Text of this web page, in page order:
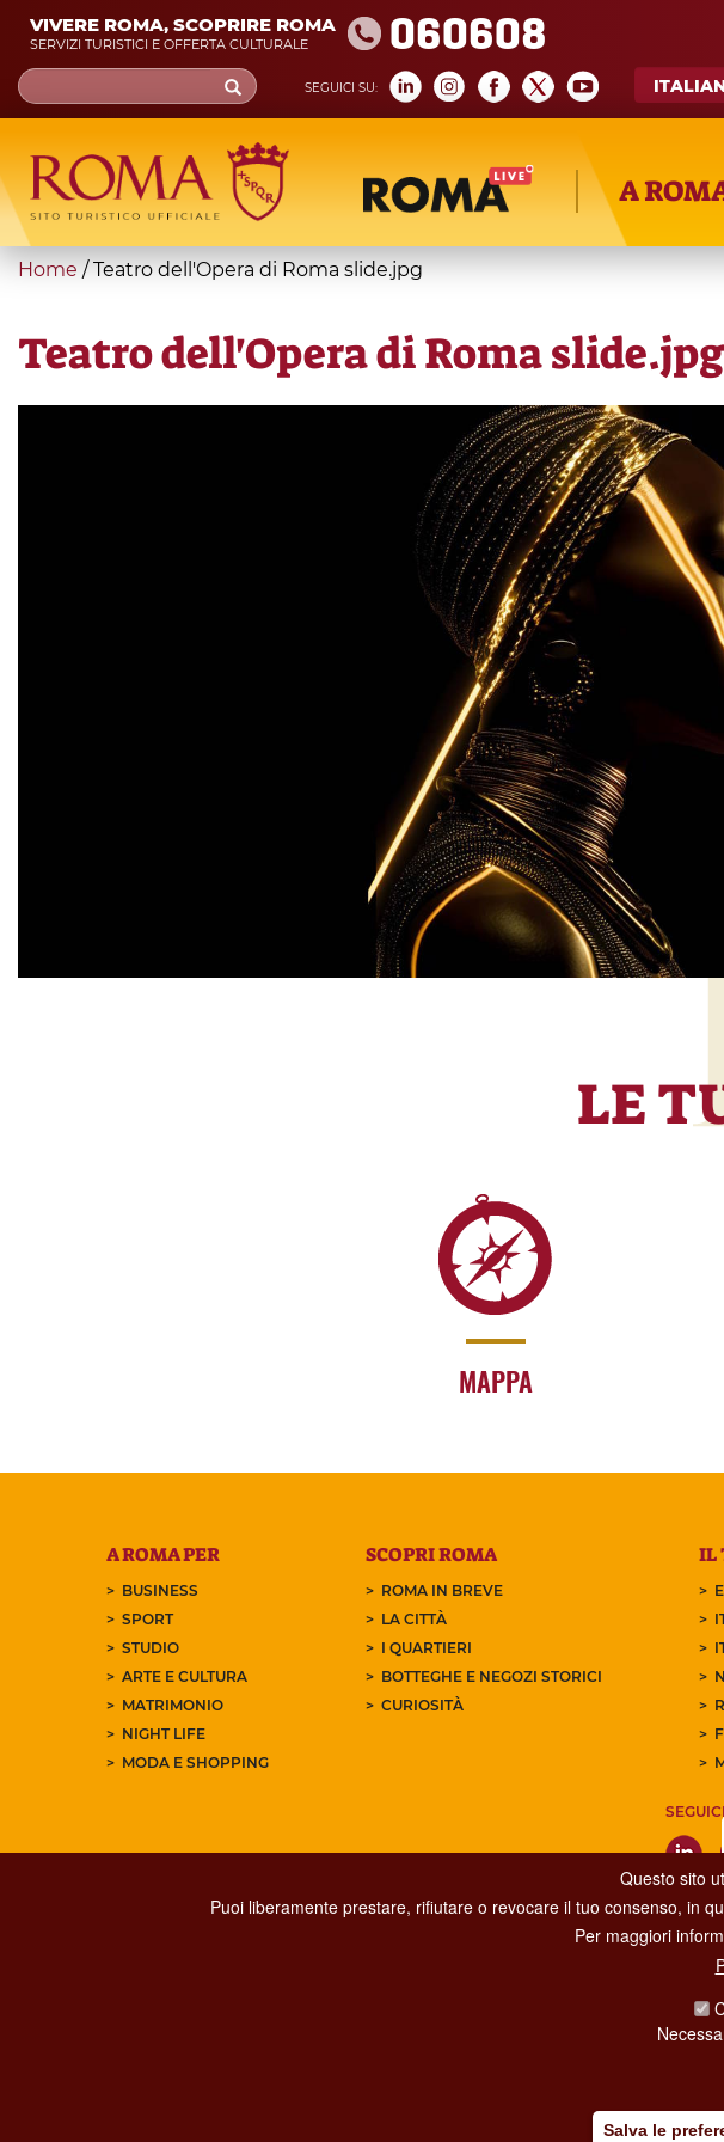
Skip
main
content
VIVERE ROMA, SCOPRIRE ROMA
SERVIZI TURISTICI E OFFERTA CULTURALE 060608
SEGUICI SU:
Search
form
Cerca
A
You
here
Home /Teatro dell'Opera di Roma slide.jpg
Teatro dell'Opera di Roma slide.jpg
LE
MAPPA
A ROMA PER
BUSINESS
SPORT
STUDIO
ARTE E CULTURA
MATRIMONIO
NIGHT LIFE
MODA E SHOPPING
SCOPRI ROMA
ROMA IN BREVE
LA CITTÀ
I QUARTIERI
BOTTEGHE E NEGOZI STORICI
CURIOSITÀ
IL
Via di
00187
Questo sito
Puoi liberamente prestare, rifiutare o revocare il tuo consenso, in
Per maggiori
Salva le